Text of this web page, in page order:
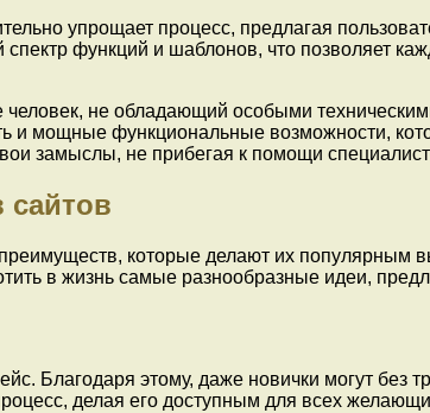
упрощает процесс, предлагая
спектр функций и шаблонов, что позволяет
не обладающий особыми
и мощные функциональные возможности,
замыслы, не прибегая к помощи
сайтов
которые делают их популярным
в жизнь самые разнообразные идеи,
Благодаря этому, даже новички могут без
делая его доступным для всех